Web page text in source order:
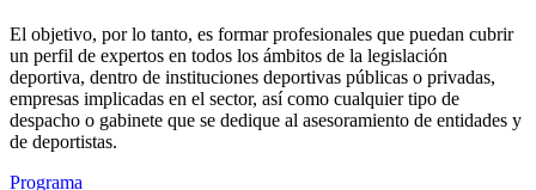
El objetivo, por lo tanto, es formar profesionales que puedan cubrir
un perfil de expertos en todos los ámbitos de la legislación
deportiva, dentro de instituciones deportivas públicas o privadas,
empresas implicadas en el sector, así como cualquier tipo de
despacho o gabinete que se dedique al asesoramiento de entidades y
de deportistas.
Programa